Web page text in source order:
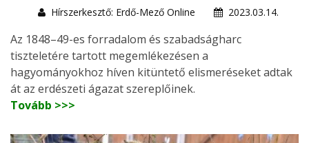
Hírszerkesztő: Erdő-Mező Online
2023.03.14.
Az 1848–49-es forradalom és szabadságharc
tiszteletére tartott megemlékezésen a
hagyományokhoz híven kitüntető elismeréseket adtak
át az erdészeti ágazat szereplőinek.
Tovább >>>